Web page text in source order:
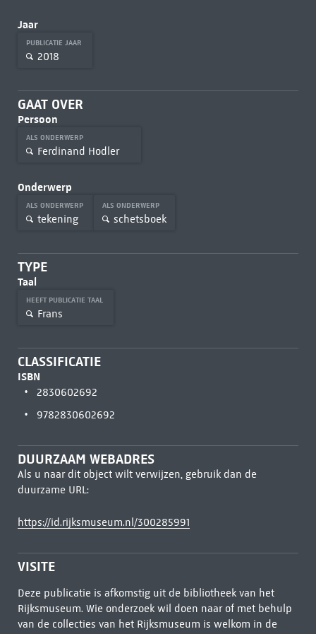
Jaar
PUBLICATIE JAAR
2018
GAAT OVER
Persoon
ALS ONDERWERP
Ferdinand Hodler
Onderwerp
ALS ONDERWERP
tekening
ALS ONDERWERP
schetsboek
TYPE
Taal
HEEFT PUBLICATIE TAAL
Frans
CLASSIFICATIE
ISBN
2830602692
9782830602692
DUURZAAM WEBADRES
Als u naar dit object wilt verwijzen, gebruik dan de
duurzame URL:
https://id.rijksmuseum.nl/300285991
VISITE
Deze publicatie is afkomstig uit de bibliotheek van het
Rijksmuseum. Wie onderzoek wil doen naar of met behulp
van de collecties van het Rijksmuseum is welkom in de